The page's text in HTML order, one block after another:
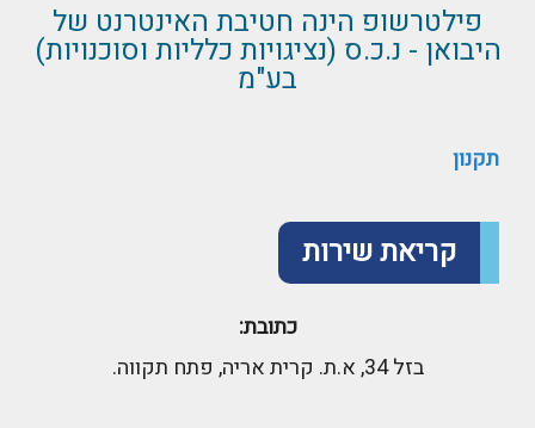
פילטרשופ הינה חטיבת האינטרנט של
היבואן - נ.כ.ס (נציגויות כלליות וסוכנויות)
בע"מ
תקנון
קריאת שירות
כתובת:
בזל 34, א.ת. קרית אריה, פתח תקווה.